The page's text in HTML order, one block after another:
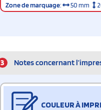
Zone de marquage: 50 mm
3 Notes concernant
COULEUR À